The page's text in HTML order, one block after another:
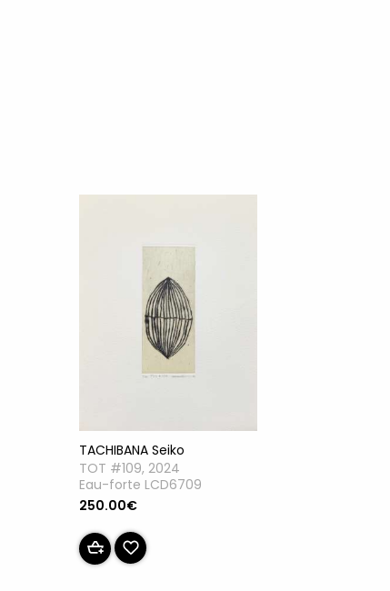
TACHIBANA Seiko
TOT #109, 2024
Eau-forte LCD6709
250.00€